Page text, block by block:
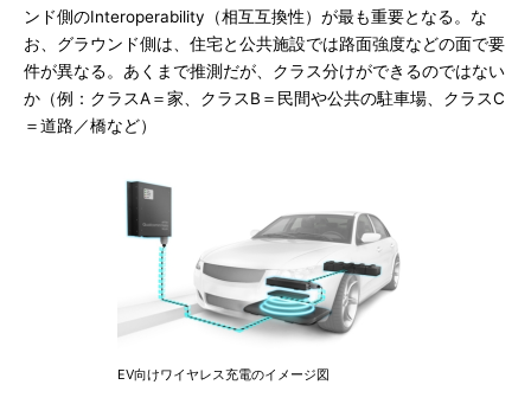
ンド側のInteroperability（相互互換性）が最も重要となる。な
お、グラウンド側は、住宅と公共施設では路面強度などの面で要
件が異なる。あくまで推測だが、クラス分けができるのではない
か（例：クラスA＝家、クラスB＝民間や公共の駐車場、クラスC
＝道路／橋など）
EV向けワイヤレス充電のイメージ図